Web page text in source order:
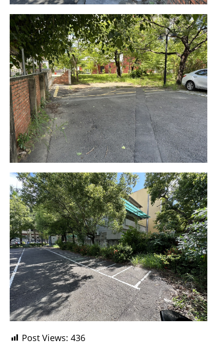
Post Views: 436